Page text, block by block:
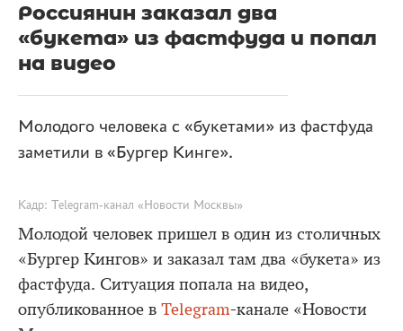
Россиянин заказал два
«букета» из фастфуда и попал
на видео
Молодого человека с «букетами» из фастфуда
заметили в «Бургер Кинге».
Кадр: Telegram-канал «Новости Москвы»
Молодой человек пришел в один из столичных
«Бургер Кингов» и заказал там два «букета» из
фастфуда. Ситуация попала на видео,
опубликованное в Telegram-канале «Новости